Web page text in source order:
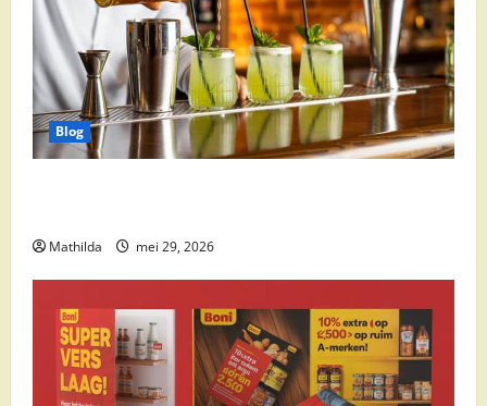
Blog
Mathilda mei 29, 2026